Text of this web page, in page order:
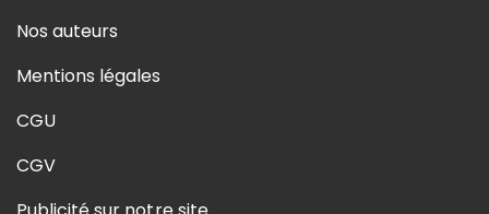
Nos auteurs
Mentions légales
CGU
CGV